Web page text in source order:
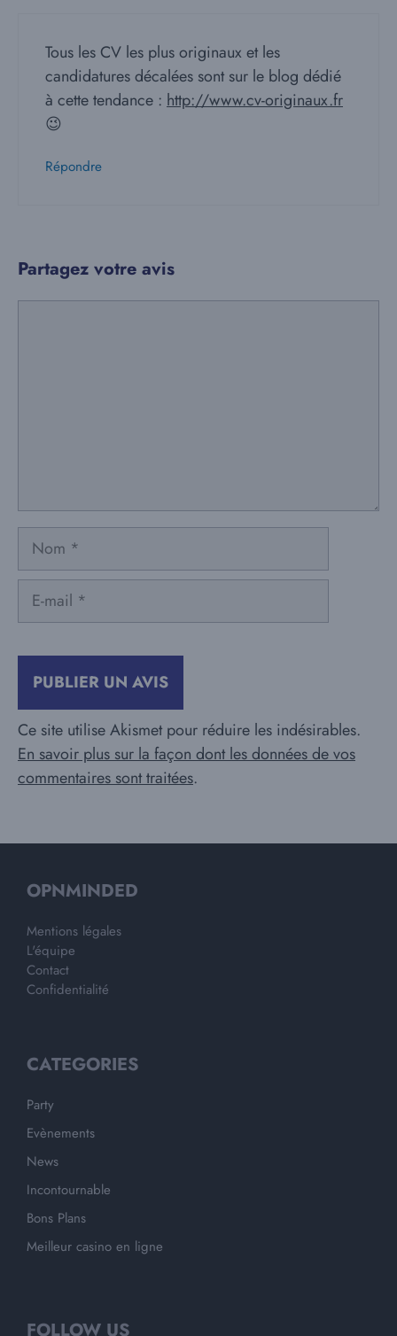
Tous les CV les plus originaux et les
candidatures décalées sont sur le blog dédié
à cette tendance : http://www.cv-originaux.fr
😉
Répondre
Partagez votre avis
Nom
Ce site utilise Akismet pour réduire les indésirables.
En savoir plus sur la façon dont les données de vos
commentaires sont traitées.
OPNMINDED
Mentions légales
L'équipe
Contact
Confidentialité
CATEGORIES
Party
Evènements
News
Incontournable
Bons Plans
Meilleur casino en ligne
FOLLOW US